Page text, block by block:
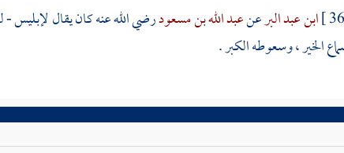
ابن عبد البرعنعبد الله بن مسعودرضي الله عنه كان يقال
الخير ، وسعوطه الكبر .